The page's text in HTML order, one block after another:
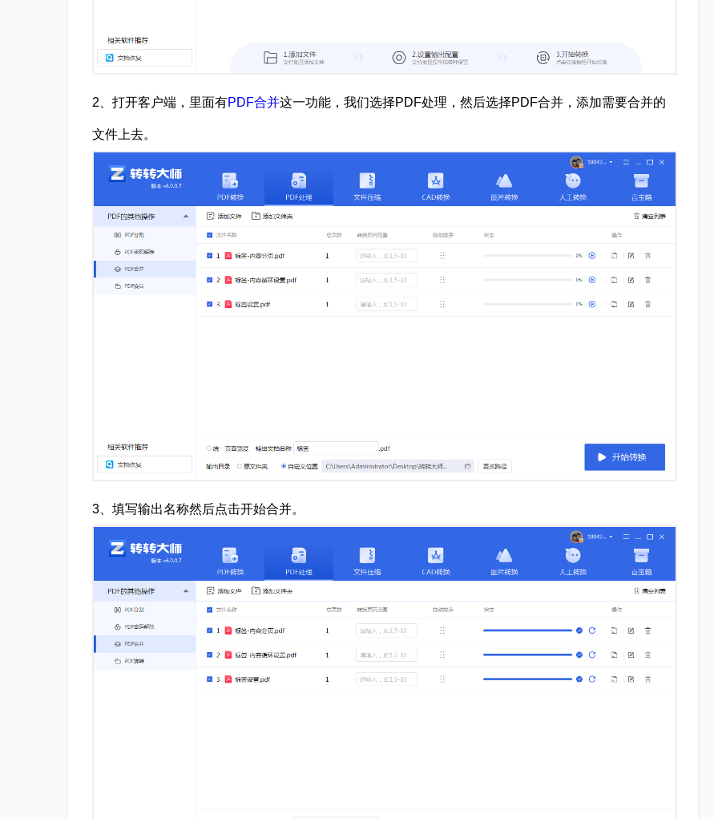
2、打开客户端，里面有PDF合并这一功能，我们选择PDF处理，然后选择PDF合并，添加需要合并的
文件上去。
3、填写输出名称然后点击开始合并。